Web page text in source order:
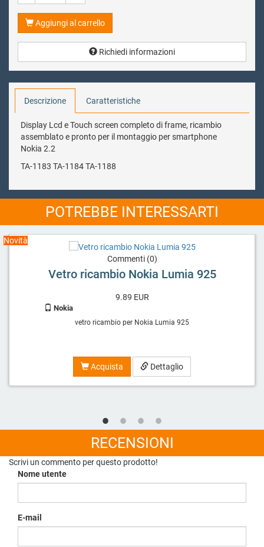
Aggiungi al carrello
Richiedi informazioni
Descrizione Caratteristiche
Display Lcd e Touch screen completo di frame, ricambio
assemblato e pronto per il montaggio per smartphone
Nokia 2.2
TA-1183 TA-1184 TA-1188
POTREBBE INTERESSARTI
Novità
Commenti (0)
Vetro ricambio Nokia Lumia 925
9.89 EUR
Nokia
vetro ricambio per Nokia Lumia 925
Acquista Dettaglio
RECENSIONI
Scrivi un commento per questo prodotto!
Nome utente
E-mail